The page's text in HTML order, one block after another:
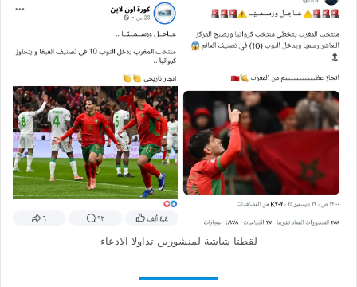
لقطتا شاشة لمنشورين تداولا الادعاء